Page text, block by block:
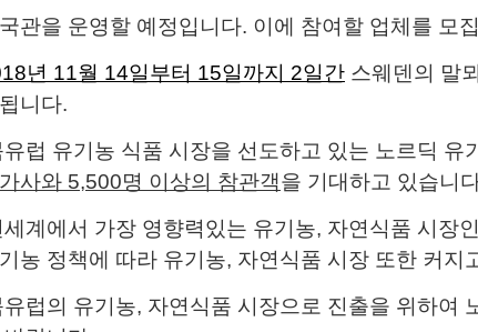
관을 운영할 예정입니다. 이에 참여할 업체를 모
년 11월 14일부터 15일까지 2일간 스웨덴의 말
니다.
유럽 유기농 식품 시장을 선도하고 있는 노르딕 유
사와 5,500명 이상의 참관객을 기대하고 있습니
세계에서 가장 영향력있는 유기농, 자연식품 시장
농 정책에 따라 유기농, 자연식품 시장 또한 커지
유럽의 유기농, 자연식품 시장으로 진출을 위하여